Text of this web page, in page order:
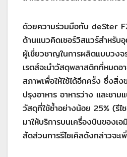
ด้วยความร่วมมือกับ deSter
ด้านแนวคิดเซอร์วิสแวร์สำหรับ
ผู้เชี่ยวชาญในการผลิตแบบวง
เรตส์จะนำวัสดุพลาสติกที่หมดอ
สภาพเพื่อให้ใช้ได้อีกครั้ง ซึ่งสิ่
ปรุงอาหาร อาหารว่าง และชาม
วัสดุที่ใช้ซ้ำอย่างน้อย 25% (รีไ
มาให้บริการบนเครื่องบินของเ
สัดส่วนการรีไซเคิลดังกล่าวจะ